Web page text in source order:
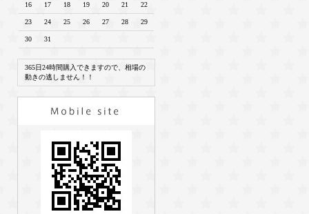
16 17 18 19 20 21 22
23 24 25 26 27 28 29
30 31
365日24時間購入できますので、相場の
動きの逃しません！！